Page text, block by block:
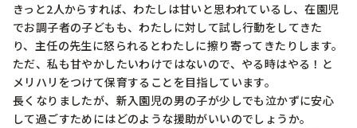
きっと2人からすれば、わたしは甘いと思われているし、在園児
でお調子者の子どもも、わたしに対して試し行動をしてきた
り、主任の先生に怒られるとわたしに擦り寄ってきたりします。
ただ、私も甘やかしたいわけではないので、やる時はやる！と
メリハリをつけて保育することを目指しています。
長くなりましたが、新入園児の男の子が少しでも泣かずに安心
して過ごすためにはどのような援助がいいのでしょうか。